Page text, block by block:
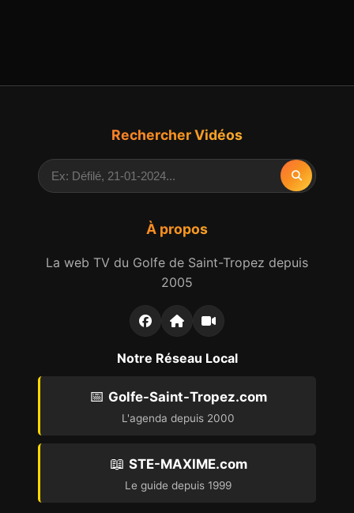
À propos
La web TV du Golfe de Saint-Tropez depuis
2005
Notre Réseau Local
📅 Golfe-Saint-Tropez.com
L'agenda depuis 2000
📖 STE-MAXIME.com
Le guide depuis 1999
Rechercher Vidéos